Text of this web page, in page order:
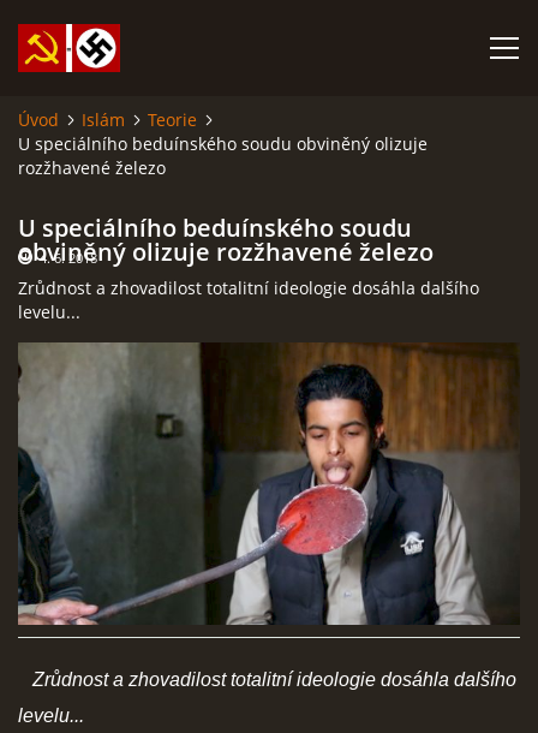
SABATINA JAMES O ISLÁMU A DALŠÍ DŮLEŽITÉ TEXTY
ISLÁM
ANARCHISMUS A NEOMARXISMUS
KOMUNISMUS
NACIONÁLNÍ SOCIALISMUS
PROPAGAČNÍ MATERIÁLY A DALŠÍ
SOCIÁLNÍ SÍTĚ
Úvod Islám
Teorie
U speciálního beduínského soudu obviněný olizuje
rozžhavené železo
U speciálního beduínského soudu
obviněný olizuje rozžhavené železo
Zrůdnost a zhovadilost totalitní ideologie dosáhla dalšího
levelu...
4. 6. 2018
Zrůdnost a zhovadilost totalitní ideologie dosáhla dalšího
levelu...